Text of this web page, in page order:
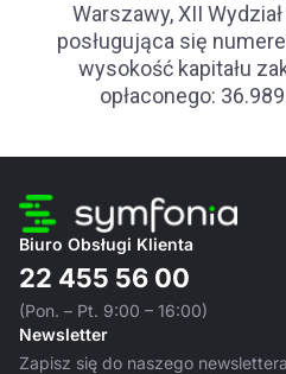
Warszawy, XII
posługująca się
wysokość kapitału
opłaconego:
Biuro Obsługi Klienta
22 455 56 00
(Pon. – Pt. 9:00 – 16:00)
Newsletter
Zapisz się do naszego